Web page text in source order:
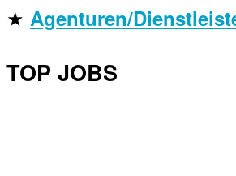
★ Agenturen/
TOP JOBS